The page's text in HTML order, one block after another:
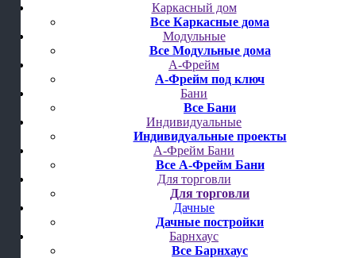
Каркасный дом
Все Каркасные дома
Модульные
Все Модульные дома
А-Фрейм
А-Фрейм под ключ
Бани
Все Бани
Индивидуальные
Индивидуальные проекты
А-Фрейм Бани
Все А-Фрейм Бани
Для торговли
Для торговли
Дачные
Дачные постройки
Барнхаус
Все Барнхаус